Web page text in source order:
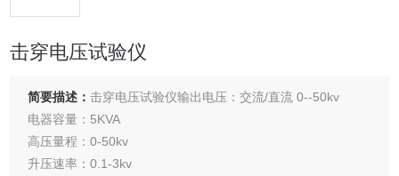
击穿电压试验仪
简要描述：击穿电压试验仪输出电压：交流/直流 0--50kv
电器容量：5KVA
高压量程：0-50kv
升压速率：0.1-3kv